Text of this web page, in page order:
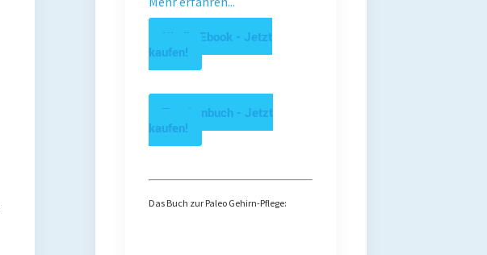
Kindle Ebook - Jetzt
kaufen!
Taschenbuch - Jetzt
kaufen!
Das Buch zur Paleo Gehirn-Pflege: